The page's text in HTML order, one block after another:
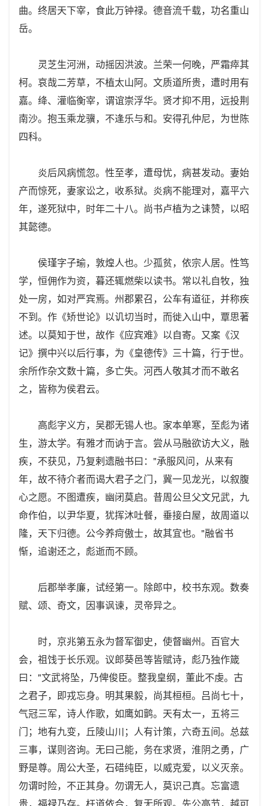
曲。终居天下宰，食此万钟禄。德音流千载，功名重山
岳。
灵芝生河洲，动摇因洪波。兰荣一何晚，严霜瘁其
柯。哀哉二芳草，不植太山阿。文质道所贵，遭时用有
嘉。绛、灌临衡宰，谓谊崇浮华。贤才抑不用，远投荆
南沙。抱玉乘龙骥，不逢乐与和。安得孔仲尼，为世陈
四科。
炎后风病慌忽。性至孝，遭母忧，病甚发动。妻始
产而惊死，妻家讼之，收系狱。炎病不能理对，嘉平六
年，遂死狱中，时年二十八。尚书卢植为之诔赞，以昭
其懿德。
侯瑾字子瑜，敦煌人也。少孤贫，依宗人居。性笃
学，恒佣作为资，暮还辄燃柴以读书。常以礼自牧，独
处一房，如对严宾焉。州郡累召，公车有道征，并称疾
不到。作《矫世论》以讥切当时，而徙入山中，覃思著
述。以莫知于世，故作《应宾难》以自寄。又案《汉
记》撰中兴以后行事，为《皇德传》三十篇，行于世。
余所作杂文数十篇，多亡失。河西人敬其才而不敢名
之，皆称为侯君云。
高彪字义方，吴郡无锡人也。家本单寒，至彪为诸
生，游太学。有雅才而讷于言。尝从马融欲访大义，融
疾，不获见，乃复剌遗融书曰："承服风问，从来有
年，故不待介者而谒大君子之门，冀一见龙光，以叙腹
心之愿。不图遭疾，幽闭莫启。昔周公旦父文兄武，九
命作伯，以尹华夏，犹挥沐吐餐，垂接白屋，故周道以
隆，天下归德。公今养疴傲士，故其宜也。"融省书
惭，追谢还之，彪逝而不顾。
后郡举孝廉，试经第一。除郎中，校书东观。数奏
赋、颂、奇文，因事讽谏，灵帝异之。
时，京兆第五永为督军御史，使督幽州。百官大
会，祖饯于长乐观。议郎葵邑等皆赋诗，彪乃独作箴
曰："文武将坠，乃俾俊臣。整我皇纲，董此不虔。古
之君子，即戎忘身。明其果毅，尚其桓桓。吕尚七十，
气冠三军，诗人作歌，如鹰如鹯。天有太一，五将三
门；地有九变，丘陵山川；人有计策，六奇五间。总兹
三事，谋则咨询。无曰己能，务在求贤，淮阴之勇，广
野是尊。周公大圣，石碏纯臣，以威克爱，以义灭亲。
勿谓时险，不正其身。勿谓无人，莫识己真。忘富遗